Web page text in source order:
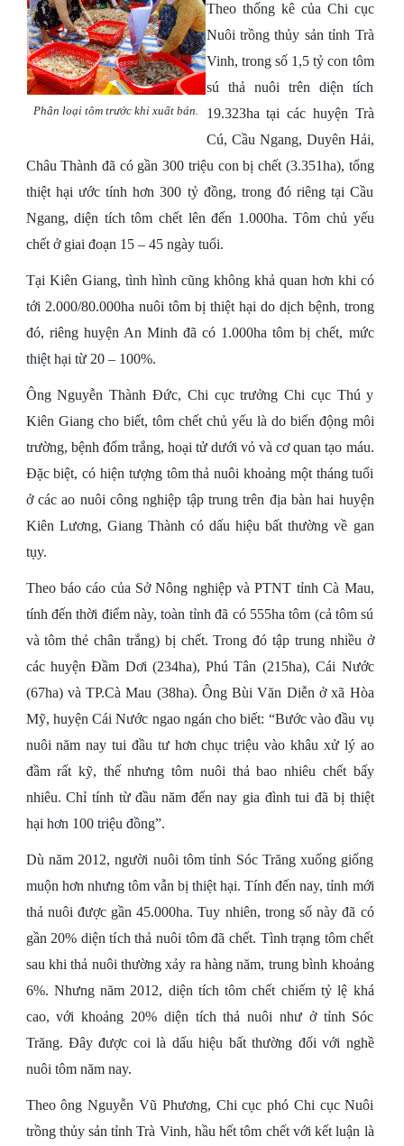
Phân loại tôm trước khi xuất bán.
Theo thống kê của Chi cục
Nuôi trồng thủy sản tỉnh Trà
Vinh, trong số 1,5 tỷ con tôm
sú thả nuôi trên diện tích
19.323ha tại các huyện Trà
Cú, Cầu Ngang, Duyên Hải,
Châu Thành đã có gần 300 triệu con bị chết (3.351ha), tổng
thiệt hại ước tính hơn 300 tỷ đồng, trong đó riêng tại Cầu
Ngang, diện tích tôm chết lên đến 1.000ha. Tôm chủ yếu
chết ở giai đoạn 15 – 45 ngày tuổi.
Tại Kiên Giang, tình hình cũng không khả quan hơn khi có
tới 2.000/80.000ha nuôi tôm bị thiệt hại do dịch bệnh, trong
đó, riêng huyện An Minh đã có 1.000ha tôm bị chết, mức
thiệt hại từ 20 – 100%.
Ông Nguyễn Thành Đức, Chi cục trưởng Chi cục Thú y
Kiên Giang cho biết, tôm chết chủ yếu là do biến động môi
trường, bệnh đốm trắng, hoại tử dưới vỏ và cơ quan tạo máu.
Đặc biệt, có hiện tượng tôm thả nuôi khoảng một tháng tuổi
ở các ao nuôi công nghiệp tập trung trên địa bàn hai huyện
Kiên Lương, Giang Thành có dấu hiệu bất thường về gan
tụy.
Theo báo cáo của Sở Nông nghiệp và PTNT tỉnh Cà Mau,
tính đến thời điểm này, toàn tỉnh đã có 555ha tôm (cả tôm sú
và tôm thẻ chân trắng) bị chết. Trong đó tập trung nhiều ở
các huyện Đầm Dơi (234ha), Phú Tân (215ha), Cái Nước
(67ha) và TP.Cà Mau (38ha). Ông Bùi Văn Diễn ở xã Hòa
Mỹ, huyện Cái Nước ngao ngán cho biết: “Bước vào đầu vụ
nuôi năm nay tui đầu tư hơn chục triệu vào khâu xử lý ao
đầm rất kỹ, thế nhưng tôm nuôi thả bao nhiêu chết bấy
nhiêu. Chỉ tính từ đầu năm đến nay gia đình tui đã bị thiệt
hại hơn 100 triệu đồng”.
Dù năm 2012, người nuôi tôm tỉnh Sóc Trăng xuống giống
muộn hơn nhưng tôm vẫn bị thiệt hại. Tính đến nay, tỉnh mới
thả nuôi được gần 45.000ha. Tuy nhiên, trong số này đã có
gần 20% diện tích thả nuôi tôm đã chết. Tình trạng tôm chết
sau khi thả nuôi thường xảy ra hàng năm, trung bình khoảng
6%. Nhưng năm 2012, diện tích tôm chết chiếm tỷ lệ khá
cao, với khoảng 20% diện tích thả nuôi như ở tỉnh Sóc
Trăng. Đây được coi là dấu hiệu bất thường đối với nghề
nuôi tôm năm nay.
Theo ông Nguyễn Vũ Phương, Chi cục phó Chi cục Nuôi
trồng thủy sản tỉnh Trà Vinh, hầu hết tôm chết với kết luận là